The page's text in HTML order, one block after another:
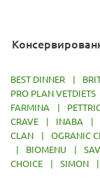
BEST DINNER
PRO PLAN VETDIETS
FARMINA
CRAVE
INABA
CLAN
OGRANIC
BIOMENU
CHOICE
SIMON